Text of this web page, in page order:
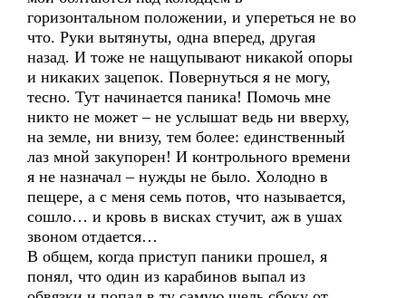
горизонтальном положении, и упереться не во
что. Руки вытянуты, одна вперед, другая
назад. И тоже не нащупывают никакой опоры
и никаких зацепок. Повернуться я не могу,
тесно. Тут начинается паника! Помочь мне
никто не может – не услышат ведь ни вверху,
на земле, ни внизу, тем более: единственный
лаз мной закупорен! И контрольного времени
я не назначал – нужды не было. Холодно в
пещере, а с меня семь потов, что называется,
сошло… и кровь в висках стучит, аж в ушах
звоном отдается…
В общем, когда приступ паники прошел, я
понял, что один из карабинов выпал из